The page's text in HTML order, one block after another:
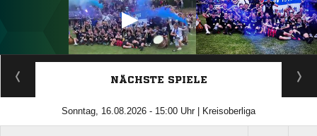
ANZEIGE
NÄCHSTE SPIELE
Sonntag, 16.08.2026 - 15:00 Uhr | Kreisoberliga